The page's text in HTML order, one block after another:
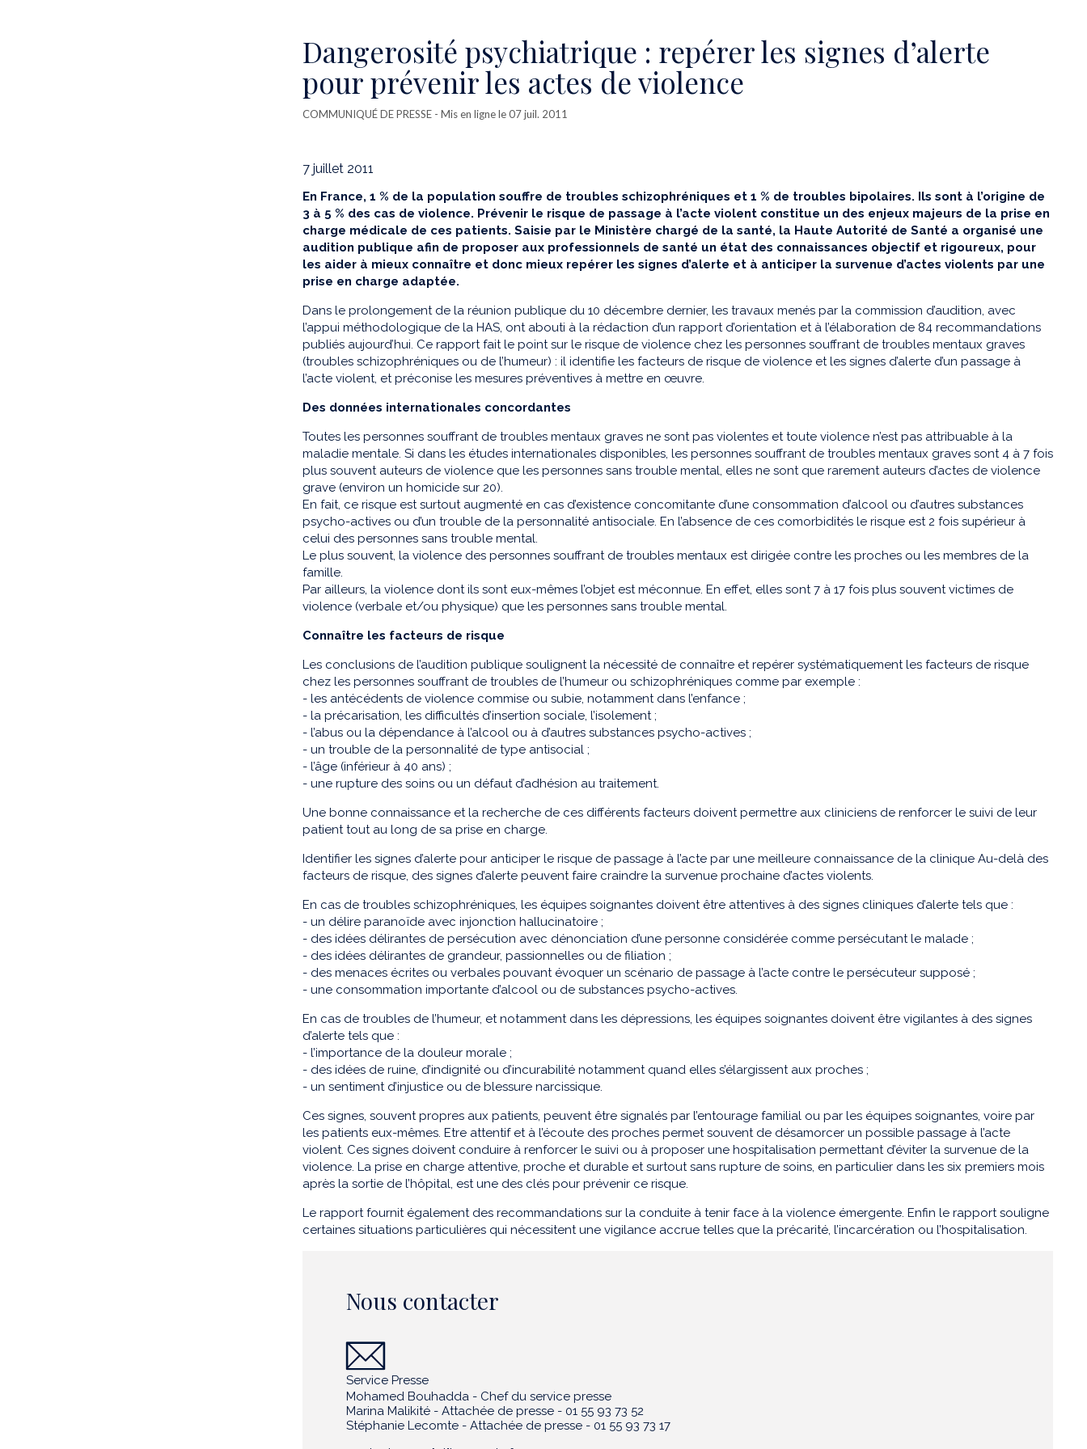
Dangerosité psychiatrique : repérer les signes d’alerte
pour prévenir les actes de violence
COMMUNIQUÉ DE PRESSE - Mis en ligne le 07 juil. 2011
7 juillet 2011
En France, 1 % de la population souffre de troubles schizophréniques et 1 % de troubles bipolaires. Ils sont à l’origine de
3 à 5 % des cas de violence. Prévenir le risque de passage à l’acte violent constitue un des enjeux majeurs de la prise en
charge médicale de ces patients. Saisie par le Ministère chargé de la santé, la Haute Autorité de Santé a organisé une
audition publique afin de proposer aux professionnels de santé un état des connaissances objectif et rigoureux, pour
les aider à mieux connaître et donc mieux repérer les signes d’alerte et à anticiper la survenue d’actes violents par une
prise en charge adaptée.
Dans le prolongement de la réunion publique du 10 décembre dernier, les travaux menés par la commission d’audition, avec
l’appui méthodologique de la HAS, ont abouti à la rédaction d’un rapport d’orientation et à l’élaboration de 84 recommandations
publiés aujourd’hui. Ce rapport fait le point sur le risque de violence chez les personnes souffrant de troubles mentaux graves
(troubles schizophréniques ou de l’humeur) : il identifie les facteurs de risque de violence et les signes d’alerte d’un passage à
l’acte violent, et préconise les mesures préventives à mettre en œuvre.
Des données internationales concordantes
Toutes les personnes souffrant de troubles mentaux graves ne sont pas violentes et toute violence n’est pas attribuable à la
maladie mentale. Si dans les études internationales disponibles, les personnes souffrant de troubles mentaux graves sont 4 à 7 fois
plus souvent auteurs de violence que les personnes sans trouble mental, elles ne sont que rarement auteurs d’actes de violence
grave (environ un homicide sur 20).
En fait, ce risque est surtout augmenté en cas d’existence concomitante d’une consommation d’alcool ou d’autres substances
psycho-actives ou d’un trouble de la personnalité antisociale. En l’absence de ces comorbidités le risque est 2 fois supérieur à
celui des personnes sans trouble mental.
Le plus souvent, la violence des personnes souffrant de troubles mentaux est dirigée contre les proches ou les membres de la
famille.
Par ailleurs, la violence dont ils sont eux-mêmes l’objet est méconnue. En effet, elles sont 7 à 17 fois plus souvent victimes de
violence (verbale et/ou physique) que les personnes sans trouble mental.
Connaître les facteurs de risque
Les conclusions de l’audition publique soulignent la nécessité de connaître et repérer systématiquement les facteurs de risque
chez les personnes souffrant de troubles de l’humeur ou schizophréniques comme par exemple :
- les antécédents de violence commise ou subie, notamment dans l’enfance ;
- la précarisation, les difficultés d’insertion sociale, l’isolement ;
- l’abus ou la dépendance à l’alcool ou à d’autres substances psycho-actives ;
- un trouble de la personnalité de type antisocial ;
- l’âge (inférieur à 40 ans) ;
- une rupture des soins ou un défaut d’adhésion au traitement.
Une bonne connaissance et la recherche de ces différents facteurs doivent permettre aux cliniciens de renforcer le suivi de leur
patient tout au long de sa prise en charge.
Identifier les signes d’alerte pour anticiper le risque de passage à l’acte par une meilleure connaissance de la clinique Au-delà des
facteurs de risque, des signes d’alerte peuvent faire craindre la survenue prochaine d’actes violents.
En cas de troubles schizophréniques, les équipes soignantes doivent être attentives à des signes cliniques d’alerte tels que :
- un délire paranoïde avec injonction hallucinatoire ;
- des idées délirantes de persécution avec dénonciation d’une personne considérée comme persécutant le malade ;
- des idées délirantes de grandeur, passionnelles ou de filiation ;
- des menaces écrites ou verbales pouvant évoquer un scénario de passage à l’acte contre le persécuteur supposé ;
- une consommation importante d’alcool ou de substances psycho-actives.
En cas de troubles de l’humeur, et notamment dans les dépressions, les équipes soignantes doivent être vigilantes à des signes
d’alerte tels que :
- l’importance de la douleur morale ;
- des idées de ruine, d’indignité ou d’incurabilité notamment quand elles s’élargissent aux proches ;
- un sentiment d’injustice ou de blessure narcissique.
Ces signes, souvent propres aux patients, peuvent être signalés par l’entourage familial ou par les équipes soignantes, voire par
les patients eux-mêmes. Etre attentif et à l’écoute des proches permet souvent de désamorcer un possible passage à l’acte
violent. Ces signes doivent conduire à renforcer le suivi ou à proposer une hospitalisation permettant d’éviter la survenue de la
violence. La prise en charge attentive, proche et durable et surtout sans rupture de soins, en particulier dans les six premiers mois
après la sortie de l’hôpital, est une des clés pour prévenir ce risque.
Le rapport fournit également des recommandations sur la conduite à tenir face à la violence émergente. Enfin le rapport souligne
certaines situations particulières qui nécessitent une vigilance accrue telles que la précarité, l’incarcération ou l’hospitalisation.
Nous contacter
Service Presse
Mohamed Bouhadda - Chef du service presse
Marina Malikité - Attachée de presse - 01 55 93 73 52
Stéphanie Lecomte - Attachée de presse - 01 55 93 73 17